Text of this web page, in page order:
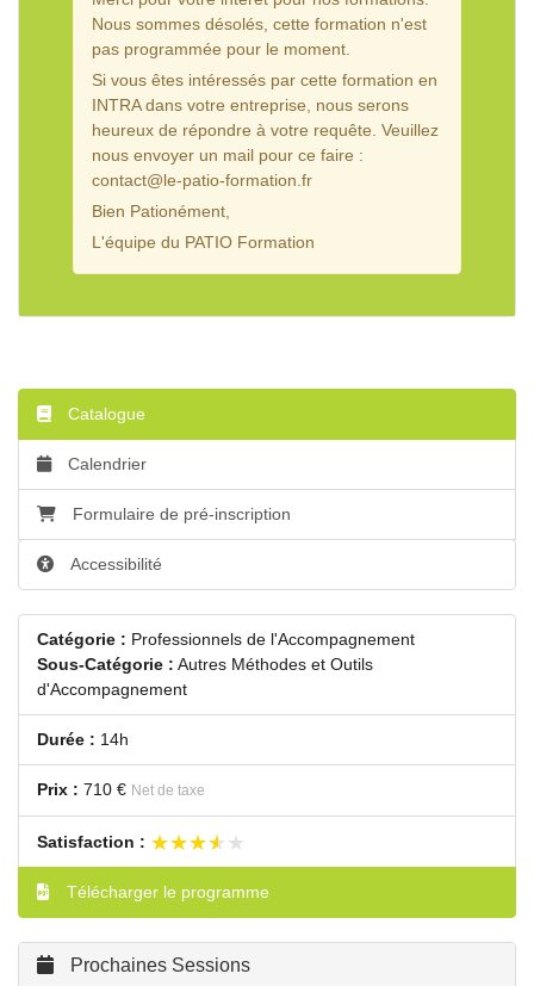
Nous sommes désolés, cette formation n'est
pas programmée pour le moment.
Si vous êtes intéressés par cette formation en
INTRA dans votre entreprise, nous serons
heureux de répondre à votre requête. Veuillez
nous envoyer un mail pour ce faire :
contact@le-patio-formation.fr
Bien Pationément,
L'équipe du PATIO Formation
Catalogue
Calendrier
Formulaire de pré-inscription
Accessibilité
Catégorie : Professionnels de l'Accompagnement
Sous-Catégorie : Autres Méthodes et Outils
d'Accompagnement
Durée : 14h
Prix : 710 € Net de taxe
Satisfaction : ★★★★★
★★★★★
Télécharger le programme
Prochaines Sessions